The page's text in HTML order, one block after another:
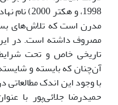
1998، و
مدرن است که تلاش‌هاى
مصروف داشته است. در
تاریخى خاص و تحت
آن‌چنان که بایسته و
با وجود این اندک
حمیدرضا جلائى‌پور با